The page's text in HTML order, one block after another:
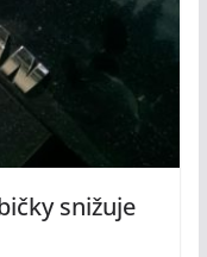
snižuje